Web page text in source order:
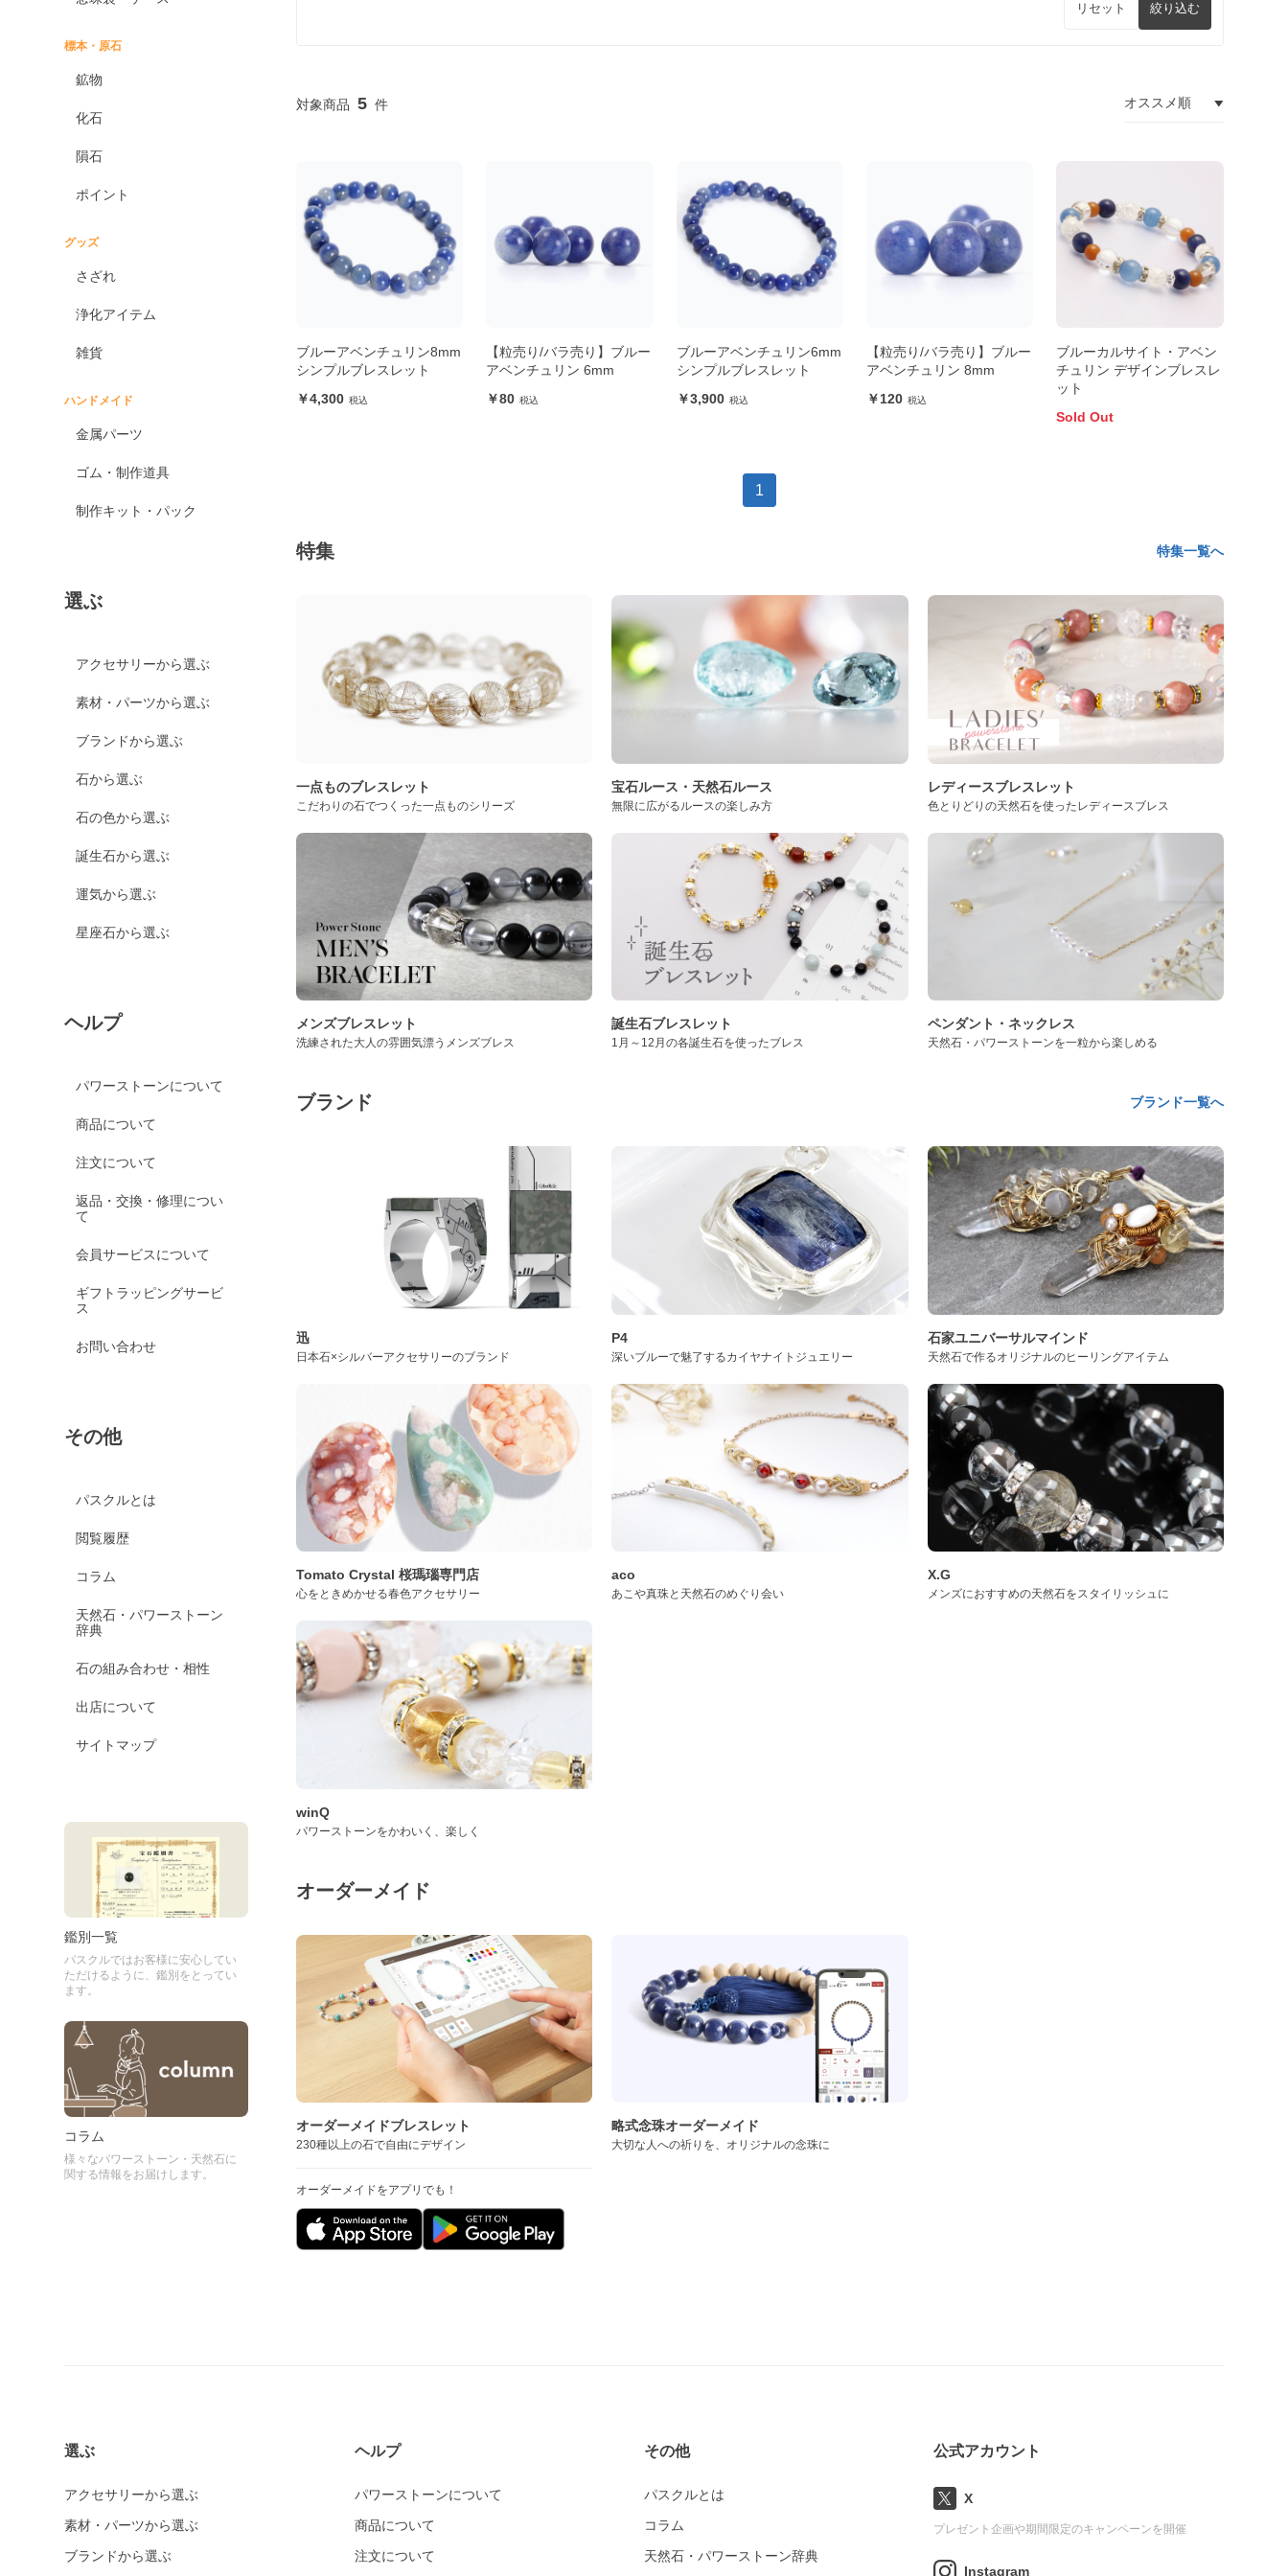
標本・原石
鉱物
化石
隕石
ポイント
グッズ
さざれ
浄化アイテム
雑貨
ハンドメイド
金属パーツ
ゴム・制作道具
制作キット・パック
選ぶ
アクセサリーから選ぶ
素材・パーツから選ぶ
ブランドから選ぶ
石から選ぶ
石の色から選ぶ
誕生石から選ぶ
運気から選ぶ
星座石から選ぶ
ヘルプ
パワーストーンについて
商品について
注文について
返品・交換・修理につい
て
会員サービスについて
ギフトラッピングサービ
ス
お問い合わせ
その他
パスクルとは
閲覧履歴
コラム
天然石・パワーストーン
辞典
石の組み合わせ・相性
出店について
サイトマップ
鑑別一覧
パスクルではお客様に安心してい
ただけるように、鑑別をとってい
ます。
コラム
様々なパワーストーン・天然石に
関する情報をお届けします。
リセット 絞り込む
5
ブルーアベンチュリン8mm
シンプルブレスレット
4,300
【粒売り/バラ売り】ブルー
アベンチュリン 6mm
80
ブルーアベンチュリン6mm
シンプルブレスレット
3,900
【粒売り/バラ売り】ブルー
アベンチュリン 8mm
120
ブルーカルサイト・アベン
チュリン デザインブレスレ
ット
Sold Out
1
特集 特集一覧へ
一点ものブレスレット
こだわりの石でつくった一点ものシリーズ
宝石ルース・天然石ルース
無限に広がるルースの楽しみ方
レディースブレスレット
色とりどりの天然石を使ったレディースブレス
メンズブレスレット
洗練された大人の雰囲気漂うメンズブレス
誕生石ブレスレット
1月～12月の各誕生石を使ったブレス
ペンダント・ネックレス
天然石・パワーストーンを一粒から楽しめる
ブランド ブランド一覧へ
迅
日本石×シルバーアクセサリーのブランド
P4
深いブルーで魅了するカイヤナイトジュエリー
石家ユニバーサルマインド
天然石で作るオリジナルのヒーリングアイテム
Tomato Crystal 桜瑪瑙専門店
心をときめかせる春色アクセサリー
aco
あこや真珠と天然石のめぐり会い
X.G
メンズにおすすめの天然石をスタイリッシュに
winQ
パワーストーンをかわいく、楽しく
オーダーメイド
オーダーメイドブレスレット
230種以上の石で自由にデザイン
オーダーメイドをアプリでも！
略式念珠オーダーメイド
大切な人への祈りを、オリジナルの念珠に
選ぶ
アクセサリーから選ぶ
素材・パーツから選ぶ
ブランドから選ぶ
ヘルプ
パワーストーンについて
商品について
注文について
その他
パスクルとは
コラム
天然石・パワーストーン辞典
公式アカウント
X
プレゼント企画や期間限定のキャンペーンを開催
Instagram